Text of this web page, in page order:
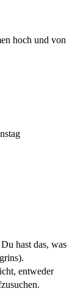
hoch und von
hast das, was
entweder